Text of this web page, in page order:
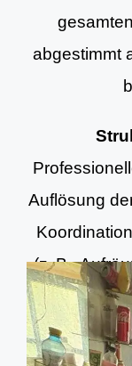
abgestimmt
Auflösung
(z. B.